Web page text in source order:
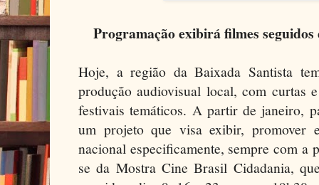
Programação exibirá filmes seguidos
Hoje, a região da Baixada Santista
produção audiovisual local, com curtas
festivais temáticos. A partir de janeiro,
um projeto que visa exibir, promover
nacional especificamente, sempre com a
se da Mostra Cine Brasil Cidadania,